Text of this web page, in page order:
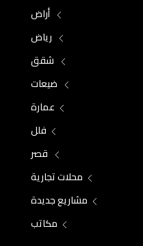
أراض
رياض
شقق
ضيعات
عمارة
فلل
قصر
محلات تجارية
مشاريع جديدة
مكاتب